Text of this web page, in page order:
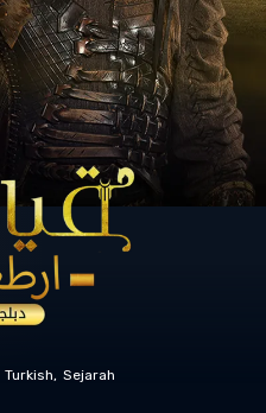
Turkish Sejarah